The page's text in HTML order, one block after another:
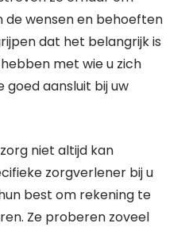
wensen en behoeften
dat het belangrijk is
met wie u zich
aansluit bij uw
niet altijd kan
zorgverlener bij u
best om rekening te
Ze proberen zoveel